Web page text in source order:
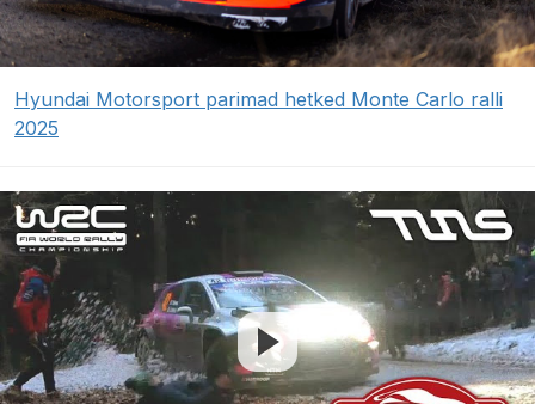
Hyundai Motorsport parimad hetked Monte Carlo ralli
2025